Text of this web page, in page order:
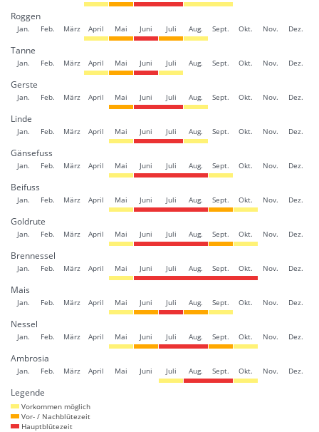
Roggen
Jan. Feb. März April Mai Juni Juli Aug. Sept. Okt. Nov. Dez.
Tanne
Jan. Feb. März April Mai Juni Juli Aug. Sept. Okt. Nov. Dez.
Gerste
Jan. Feb. März April Mai Juni Juli Aug. Sept. Okt. Nov. Dez.
Linde
Jan. Feb. März April Mai Juni Juli Aug. Sept. Okt. Nov. Dez.
Gänsefuss
Jan. Feb. März April Mai Juni Juli Aug. Sept. Okt. Nov. Dez.
Beifuss
Jan. Feb. März April Mai Juni Juli Aug. Sept. Okt. Nov. Dez.
Goldrute
Jan. Feb. März April Mai Juni Juli Aug. Sept. Okt. Nov. Dez.
Brennessel
Jan. Feb. März April Mai Juni Juli Aug. Sept. Okt. Nov. Dez.
Mais
Jan. Feb. März April Mai Juni Juli Aug. Sept. Okt. Nov. Dez.
Nessel
Jan. Feb. März April Mai Juni Juli Aug. Sept. Okt. Nov. Dez.
Ambrosia
Jan. Feb. März April Mai Juni Juli Aug. Sept. Okt. Nov. Dez.
Legende
Vorkommen möglich
Vor- / Nachblütezeit
Hauptblütezeit